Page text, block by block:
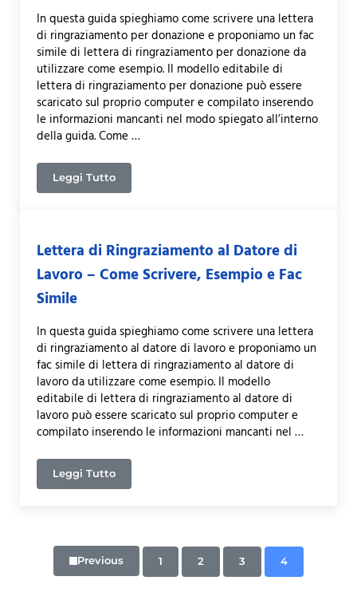
In questa guida spieghiamo come scrivere una lettera
di ringraziamento per donazione e proponiamo un fac
simile di lettera di ringraziamento per donazione da
utilizzare come esempio. Il modello editabile di
lettera di ringraziamento per donazione può essere
scaricato sul proprio computer e compilato inserendo
le informazioni mancanti nel modo spiegato all’interno
della guida. Come …
Leggi TuttoLettera di Ringraziamento per Donazione – Come
Lettera di Ringraziamento al Datore di
Lavoro – Come Scrivere, Esempio e Fac
Simile
In questa guida spieghiamo come scrivere una lettera
di ringraziamento al datore di lavoro e proponiamo un
fac simile di lettera di ringraziamento al datore di
lavoro da utilizzare come esempio. Il modello
editabile di lettera di ringraziamento al datore di
lavoro può essere scaricato sul proprio computer e
compilato inserendo le informazioni mancanti nel …
Leggi TuttoLettera di Ringraziamento al Datore di Lavoro –
Previous Page
1 Page
2 Page
3 Page
4